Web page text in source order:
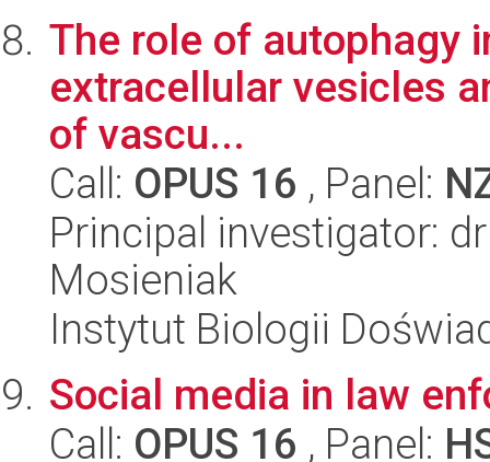
The role of autophagy
extracellular vesicles
of vascu...
Call: OPUS 16 , Panel:
Principal investigator:
Mosieniak
Instytut Biologii
Social media in law
Call: OPUS 16 , Panel: